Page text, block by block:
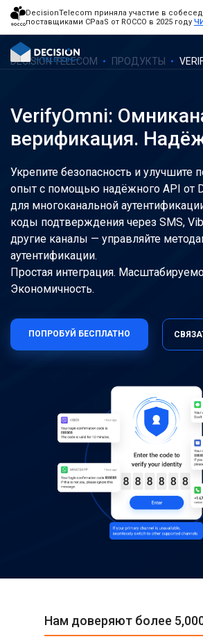
DecisionTelecom приняла участие в
поставщиками CPaaS от ROCCO в 2025 году
DECISION TELECOM ПРОДУКТЫ
VerifyOmni:
верификация.
Укрепите безопасность и улучшите
опыт с помощью надёжного API от
для многоканальной
коды подтверждения через SMS,
другие каналы — управляйте
аутентификации.
Простая интеграция.
Экономичность.
ПОПРОБУЙ БЕСПЛАТНО
Нам доверяют более